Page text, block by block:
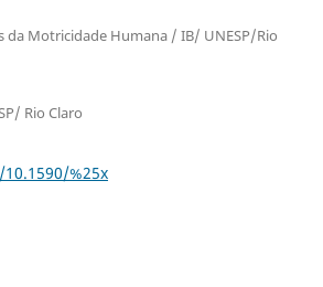
da Motricidade Humana / IB/ UNESP/Rio
Rio Claro
%25x